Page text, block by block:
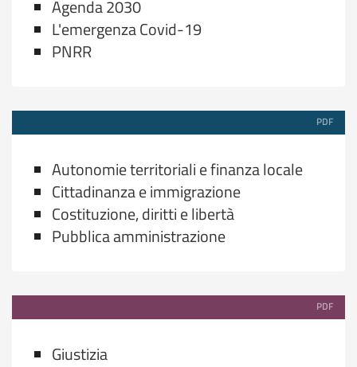
Agenda 2030
L'emergenza Covid-19
PNRR
PDF
Autonomie territoriali e finanza locale
Cittadinanza e immigrazione
Costituzione, diritti e libertà
Pubblica amministrazione
PDF
Giustizia